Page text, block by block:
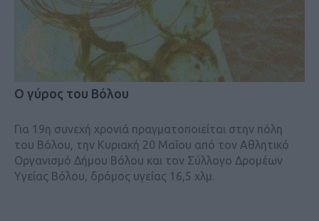
Ο γύρος του Βόλου
Για 19η συνεχή χρονιά πραγματοποιείται στην πόλη
του Βόλου, την Κυριακή 20 Μαΐου από τον Αθλητικό
Οργανισμό Δήμου Βόλου και τον Σύλλογο Δρομέων
Υγείας Βόλου, δρόμος υγείας 16,5 χλμ.